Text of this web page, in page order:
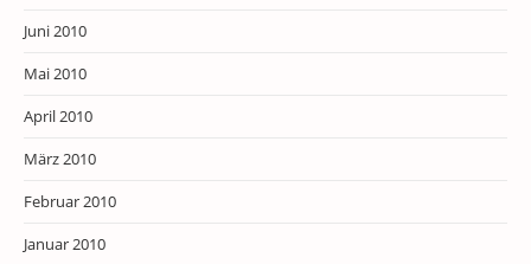
Juni 2010
Mai 2010
April 2010
März 2010
Februar 2010
Januar 2010